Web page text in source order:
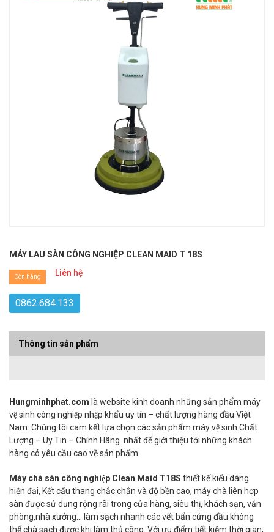
MÁY LAU SÀN CÔNG NGHIỆP CLEAN MAID T 18S
Liên hệ
Còn hàng
0862.684.133
Thông tin sản phẩm
Hungminhphat.com là website kinh doanh những sản phẩm máy
vệ sinh công nghiệp nhập khẩu uy tín – chất lượng hàng đầu Việt
Nam. Chúng tôi cam kết lựa chọn các sản phẩm máy vệ sinh Chất
Lượng – Uy Tin – Chính Hãng nhất để giới thiệu tới những khách
hàng có yêu cầu cao về sản phẩm.
Máy chà sàn công nghiệp Clean Maid T18S thiết kế kiểu dáng
hiện đại, Kết cấu thang chắc chắn và độ bền cao, máy chà liên hợp
sàn được sử dụng rộng rãi trong cửa hàng, siêu thị, khách sạn, văn
phòng,nhà xưởng….làm sạch nhanh các vết bẩn cứng đầu không
thể chà sạch được khi làm thủ công. Với ưu điểm tiết kiệm thời gian,